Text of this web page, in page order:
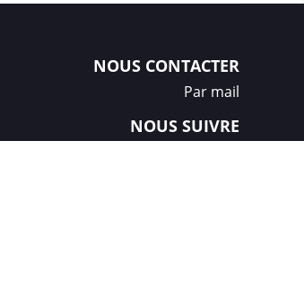
NOUS CONTACTER
Par mail
NOUS SUIVRE